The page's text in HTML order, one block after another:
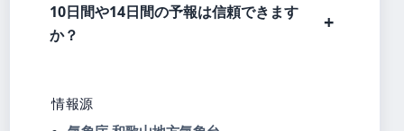
10日間や14日間の予報は信頼できます
か？
情報源